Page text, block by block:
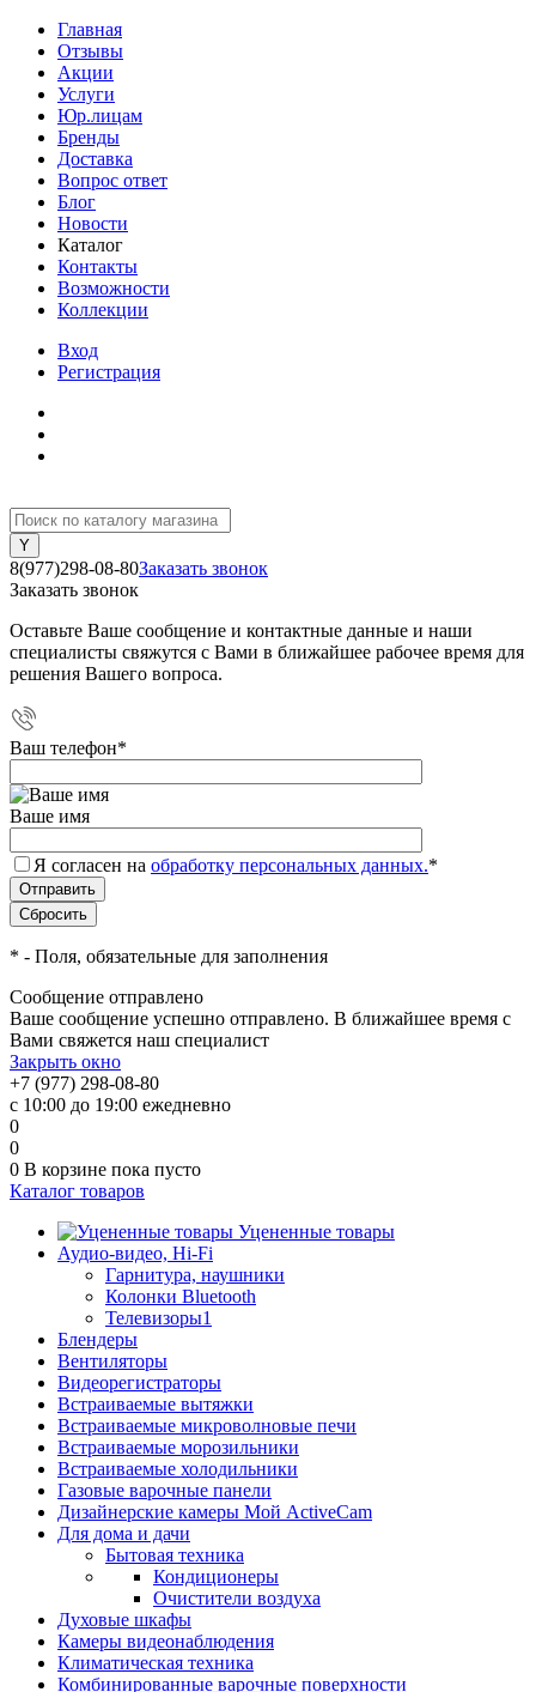
Главная
Отзывы
Акции
Услуги
Юр.лицам
Бренды
Доставка
Вопрос ответ
Блог
Новости
Каталог
Контакты
Возможности
Коллекции
Вход
Регистрация
8(977)298-08-80Заказать звонок
Заказать звонок
Оставьте Ваше сообщение и контактные данные и наши
специалисты свяжутся с Вами в ближайшее рабочее время для
решения Вашего вопроса.
Ваш телефон*
Ваше имя
Я согласен на обработку персональных данных.*
* - Поля, обязательные для заполнения
Сообщение отправлено
Ваше сообщение успешно отправлено. В ближайшее время с
Вами свяжется наш специалист
Закрыть окно
+7 (977) 298-08-80
с 10:00 до 19:00 ежедневно
0
0
0 В корзине пока пусто
Каталог товаров
Уцененные товары
Аудио-видео, Hi-Fi
Гарнитура, наушники
Колонки Bluetooth
Телевизоры1
Блендеры
Вентиляторы
Видеорегистраторы
Встраиваемые вытяжки
Встраиваемые микроволновые печи
Встраиваемые морозильники
Встраиваемые холодильники
Газовые варочные панели
Дизайнерские камеры Мой ActiveCam
Для дома и дачи
Бытовая техника
Кондиционеры
Очистители воздуха
Духовые шкафы
Камеры видеонаблюдения
Климатическая техника
Комбинированные варочные поверхности